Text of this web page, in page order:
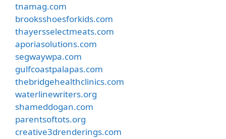
tnamag.com
brooksshoesforkids.com
thayersselectmeats.com
aporiasolutions.com
segwaywpa.com
gulfcoastpalapas.com
thebridgehealthclinics.com
waterlinewriters.org
shameddogan.com
parentsoftots.org
creative3drenderings.com